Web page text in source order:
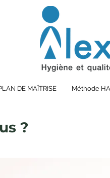
DE MAÎTRISE Méthode
?